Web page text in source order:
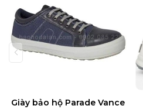
Giày bảo hộ Parade Vance